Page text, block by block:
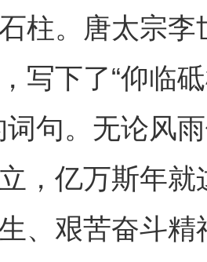
柱。唐太宗
写下了“仰临
词句。无论风
，亿万斯年
、艰苦奋斗